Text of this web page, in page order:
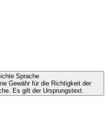
Sprache
Gewähr für die Richtigkeit der
Es gilt der Ursprungstext.